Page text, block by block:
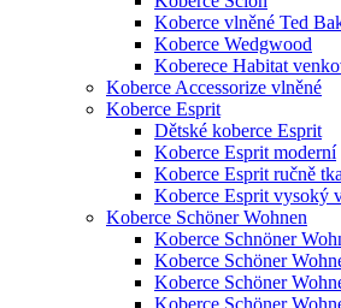
Koberce vlněné Ted
Koberce Wedgwood
Koberece Habitat
Koberce Accessorize vlněné
Koberce Esprit
Dětské koberce Esprit
Koberce Esprit moderní
Koberce Esprit ručně
Koberce Esprit vysoký
Koberce Schöner Wohnen
Koberce Schnöner
Koberce Schöner
Koberce Schöner
Koberce Schöner